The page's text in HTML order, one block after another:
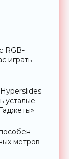
RGB-
играть -
усталые
метров